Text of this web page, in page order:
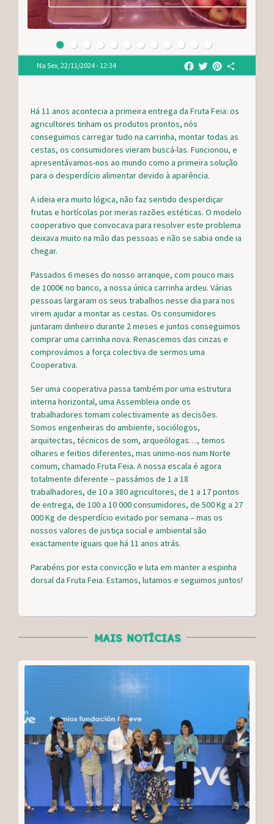
Na Sex, 22/11/2024 - 12:34
F
a
b
o
o
k
T
w
t
r
P
i
e
e
s
t
h
e
Há 11 anos acontecia a primeira entrega da Fruta Feia: os
agricultores tinham os produtos prontos, nós
conseguimos carregar tudo na carrinha, montar todas as
cestas, os consumidores vieram buscá-las. Funcionou, e
apresentávamos-nos ao mundo como a primeira solução
para o desperdício alimentar devido à aparência.
A ideia era muito lógica, não faz sentido desperdiçar
frutas e hortícolas por meras razões estéticas. O modelo
cooperativo que convocava para resolver este problema
deixava muito na mão das pessoas e não se sabia onde ia
chegar.
Passados 6 meses do nosso arranque, com pouco mais
de 1000€ no banco, a nossa única carrinha ardeu. Várias
pessoas largaram os seus trabalhos nesse dia para nos
virem ajudar a montar as cestas. Os consumidores
juntaram dinheiro durante 2 meses e juntos conseguimos
comprar uma carrinha nova. Renascemos das cinzas e
comprovámos a força colectiva de sermos uma
Cooperativa.
Ser uma cooperativa passa também por uma estrutura
interna horizontal, uma Assembleia onde os
trabalhadores tomam colectivamente as decisões.
Somos engenheiras do ambiente, sociólogos,
arquitectas, técnicos de som, arqueólogas…, temos
olhares e feitios diferentes, mas unimo-nos num Norte
comum, chamado Fruta Feia. A nossa escala é agora
totalmente diferente – passámos de 1 a 18
trabalhadores, de 10 a 380 agricultores, de 1 a 17 pontos
de entrega, de 100 a 10 000 consumidores, de 500 Kg a 27
000 Kg de desperdício evitado por semana – mas os
nossos valores de justiça social e ambiental são
exactamente iguais que há 11 anos atrás.
Parabéns por esta convicção e luta em manter a espinha
dorsal da Fruta Feia. Estamos, lutamos e seguimos juntos!
MAIS NOTÍCIAS